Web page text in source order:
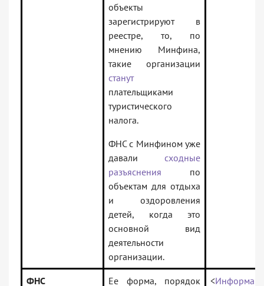
объекты
зарегистрируют в
реестре, то, по
мнению Минфина,
такие организации
станут
плательщиками
туристического
налога.
ФНС с Минфином уже
давали сходные
разъяснения по
объектам для отдыха
и оздоровления
детей, когда это
основной вид
деятельности
организации.
ФНС
Ее форма, порядок
<